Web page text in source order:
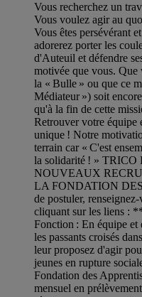
Vous recherchez un
Vous voulez agir au
Vous êtes persévérant
adorerez porter les
d'Auteuil et défendre
motivée que vous. Que
la « Bulle » ou que ce
Médiateur ») soit
qu'à la fin de cette
Retrouver votre équipe
unique ! Notre
terrain car « C'est
la solidarité ! »
NOUVEAUX
LA FONDATION
de postuler,
cliquant sur les
Fonction : En équipe et
les passants croisés
leur proposez d'agir
jeunes en rupture
Fondation des
mensuel en